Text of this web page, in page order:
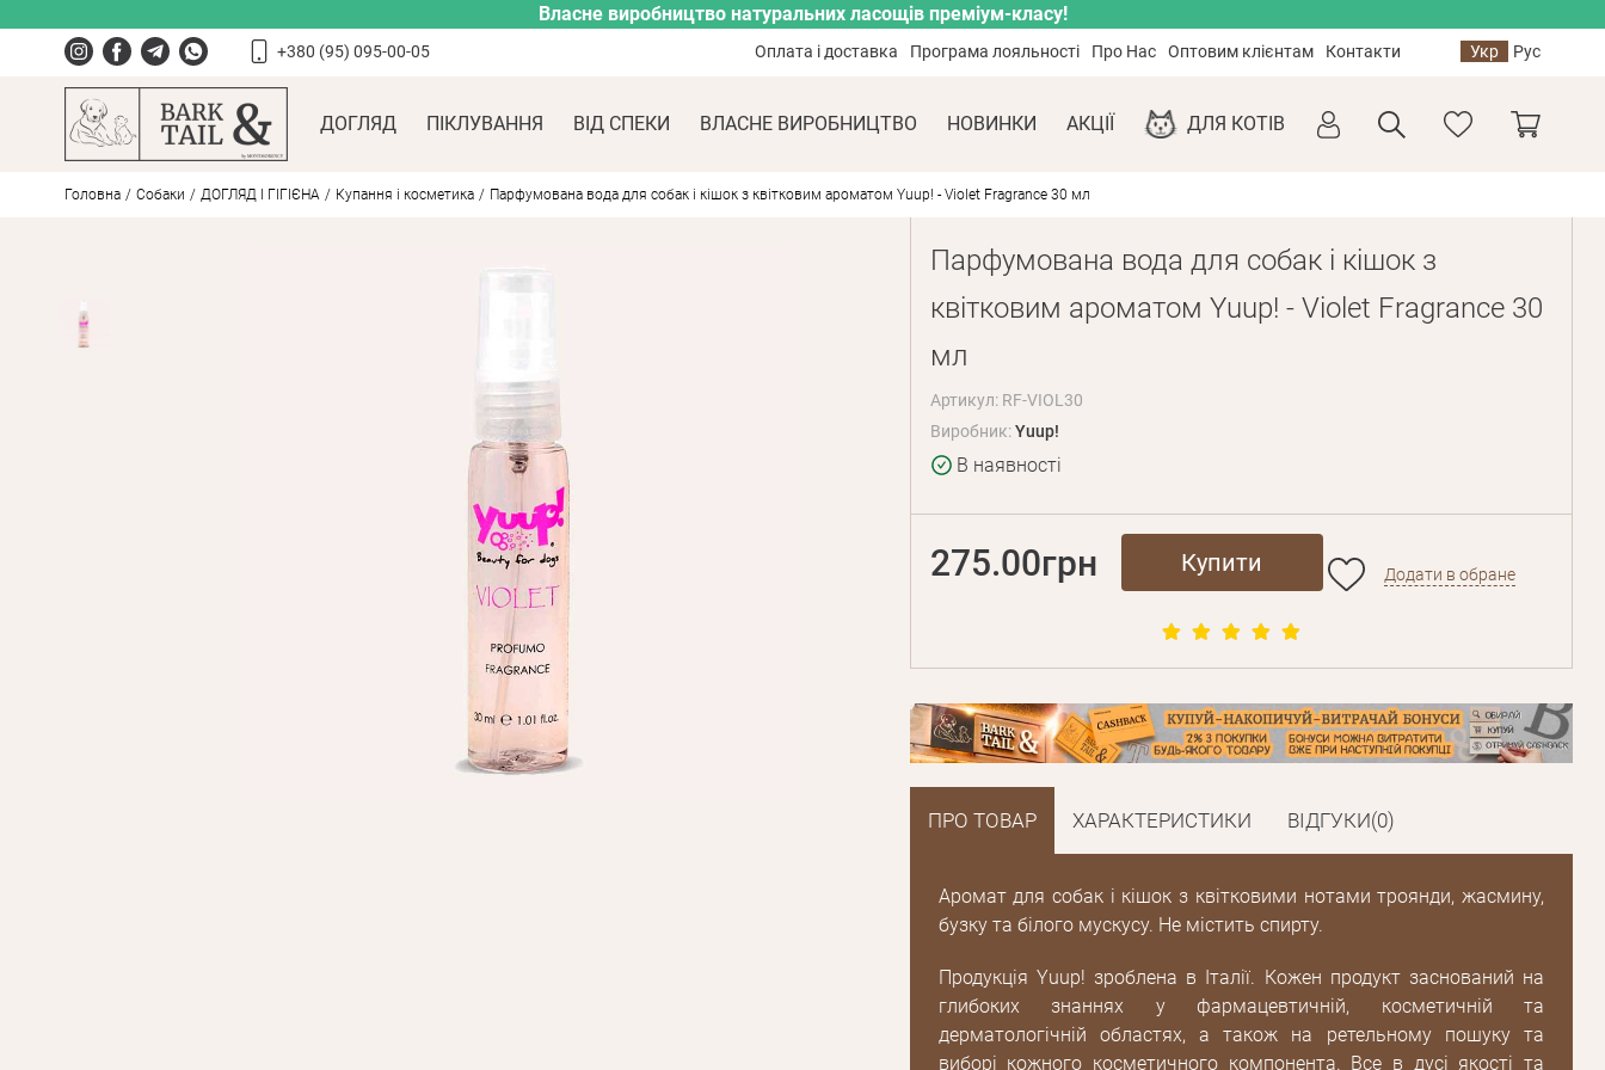
Власне виробництво натуральних ласощів преміум-класу!
+380 (95) 095-00-05 Оплата і доставка Програма лояльності Про Нас Оптовим клієнтам Контакти Укр Рус
ДОГЛЯД ПІКЛУВАННЯ ВІД СПЕКИ ВЛАСНЕ ВИРОБНИЦТВО НОВИНКИ АКЦІЇ ДЛЯ КОТІВ
Головна Собаки ДОГЛЯД І ГІГІЄНА Купання і косметика Парфумована вода для собак і кішок з квітковим ароматом Yuup! - Violet Fragrance 30 мл
Парфумована вода для собак і кішок з
квітковим ароматом Yuup! - Violet Fragrance 30
мл
Артикул: RF-VIOL30
Виробник:Yuup!
В наявності
275.00грн Купити Додати в обране
ПРО ТОВАР ХАРАКТЕРИСТИКИ ВІДГУКИ(0)
Аромат для собак і кішок з квітковими нотами троянди, жасмину,
бузку та білого мускусу. Не містить спирту.
Продукція Yuup! зроблена в Італії. Кожен продукт заснований на
глибоких знаннях у фармацевтичній, косметичній та
дерматологічній областях, а також на ретельному пошуку та
виборі кожного косметичного компонента. Все в дусі якості та